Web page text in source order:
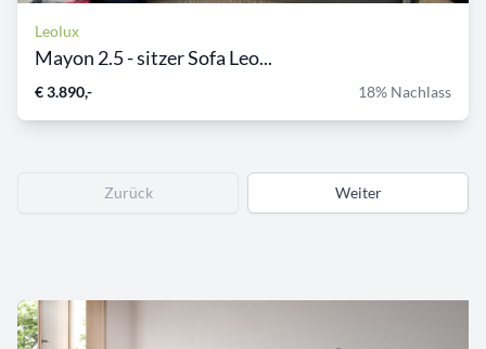
Leolux
Mayon 2.5 - sitzer Sofa Leo...
€ 3.890,- 18% Nachlass
Zurück Weiter